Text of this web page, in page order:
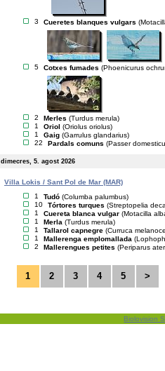
3 Cueretes blanques vulgars
5 Cotxes fumades (Phoenicurus
2 Merles (Turdus merula)
1
Oriol (Oriolus oriolus)
1
Gaig (Garrulus glandarius)
22
Pardals comuns (Passer
dimecres, 5. agost 2026
Villa Lokis / Sant Pol de Mar (MAR)
1
Tudó (Columba palumbus)
10
Tórtores turques (Streptopelia
1
Cuereta blanca vulgar (Motacilla
1
Merla (Turdus merula)
1
Tallarol capnegre (Curruca
1
Mallerenga emplomallada
2
Mallerengues petites (Periparus
1 2 3 4 5 >
Biolovision